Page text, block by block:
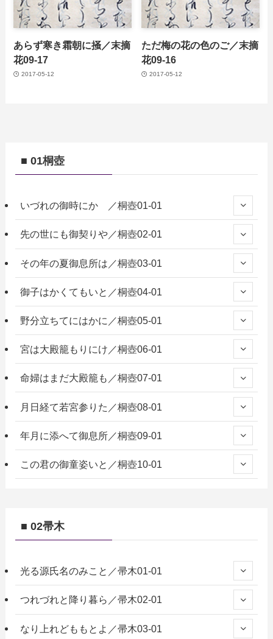
あらず寒き霜朝に掻／末摘
花09-17
2017-05-12
ただ梅の花の色のご／末摘
花09-16
2017-05-12
■ 01桐壺
いづれの御時にか ／桐壺01-01
先の世にも御契りや／桐壺02-01
その年の夏御息所は／桐壺03-01
御子はかくてもいと／桐壺04-01
野分立ちてにはかに／桐壺05-01
宮は大殿籠もりにけ／桐壺06-01
命婦はまだ大殿籠も／桐壺07-01
月日経て若宮参りた／桐壺08-01
年月に添へて御息所／桐壺09-01
この君の御童姿いと／桐壺10-01
■ 02帚木
光る源氏名のみこと／帚木01-01
つれづれと降り暮ら／帚木02-01
なり上れどももとよ／帚木03-01